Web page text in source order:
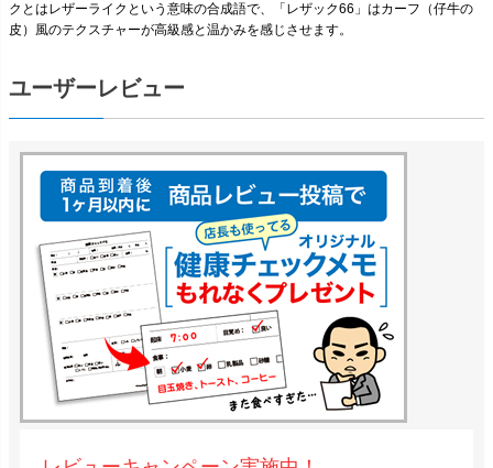
クとはレザーライクという意味の合成語で、「レザック66」はカーフ（仔牛の
皮）風のテクスチャーが高級感と温かみを感じさせます。
ユーザーレビュー